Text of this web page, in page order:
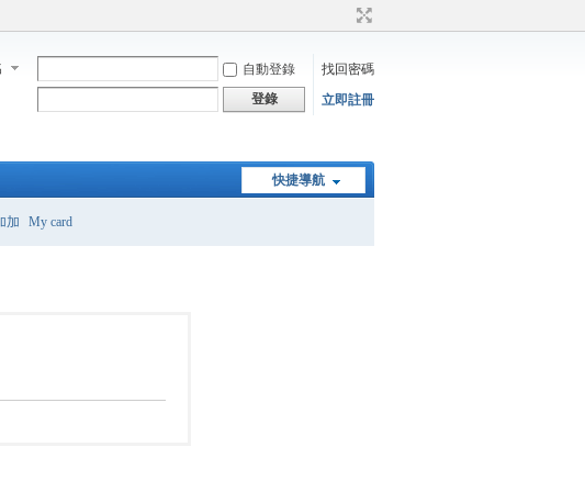
自動登錄
找回密碼
登錄 立即註冊
快捷導航
加 My card